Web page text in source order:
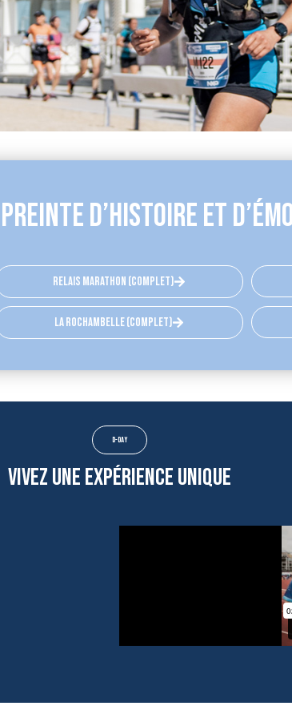
d’histoire et
relais marathon (complet)
la rochambelle (complet)
D-Day
vivez une expérience unique